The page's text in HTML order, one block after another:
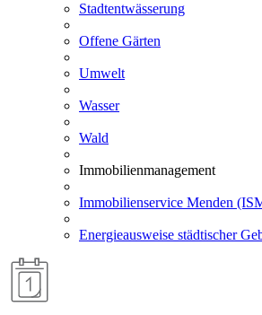
Stadtentwässerung
Offene Gärten
Umwelt
Wasser
Wald
Immobilienmanagement
Immobilienservice Menden
Energieausweise städtischer